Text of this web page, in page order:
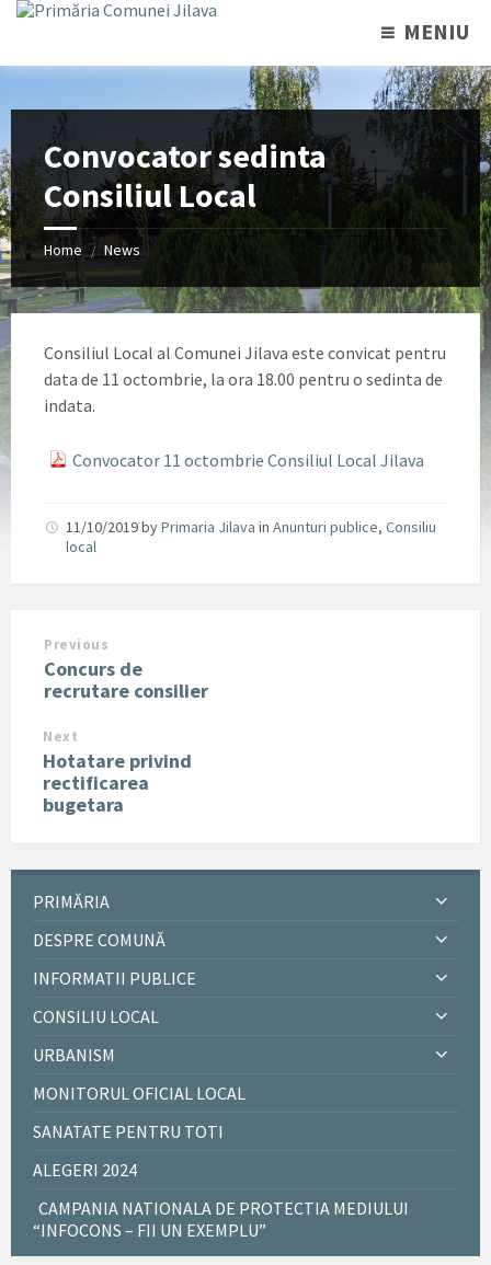
MENIU
Convocator sedinta
Consiliul Local
Home / News
Consiliul Local al Comunei Jilava este convicat pentru
data de 11 octombrie, la ora 18.00 pentru o sedinta de
indata.
Convocator 11 octombrie Consiliul Local Jilava
11/10/2019byPrimaria Jilava in Anunturi publice, Consiliu
local
Previous
Concurs de
recrutare consilier
Next
Hotatare privind
rectificarea
bugetara
PRIMĂRIA
DESPRE COMUNĂ
INFORMATII PUBLICE
CONSILIU LOCAL
URBANISM
MONITORUL OFICIAL LOCAL
SANATATE PENTRU TOTI
ALEGERI 2024
CAMPANIA NATIONALA DE PROTECTIA MEDIULUI
“INFOCONS – FII UN EXEMPLU”